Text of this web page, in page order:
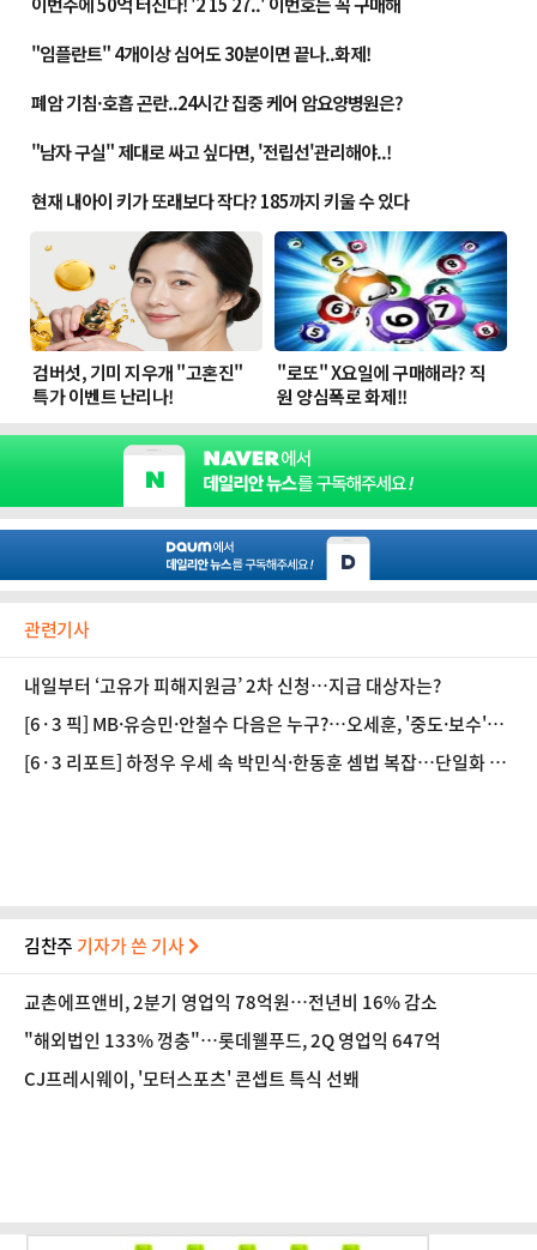
관련기사
내일부터 ‘고유가 피해지원금’ 2차 신청…지급 대상자는?
[6·3 픽] MB·유승민·안철수 다음은 누구?…오세훈, '중도·보수'
외연 확장 노림수는
[6·3 리포트] 하정우 우세 속 박민식·한동훈 셈법 복잡…단일화 가
김찬주 기자가 쓴 기사
교촌에프앤비, 2분기 영업익 78억원…전년비 16% 감소
"해외법인 133% 껑충"…롯데웰푸드, 2Q 영업익 647억
CJ프레시웨이, '모터스포츠' 콘셉트 특식 선봬